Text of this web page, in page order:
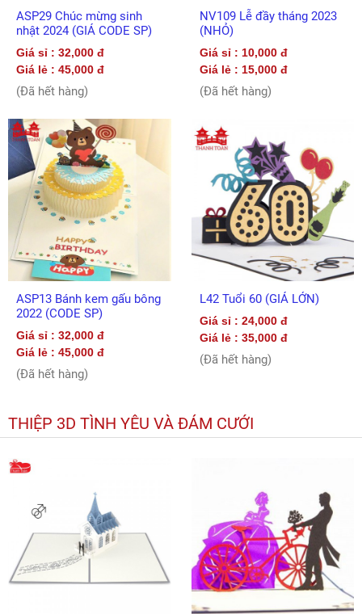
ASP29 Chúc mừng sinh
nhật 2024 (GIÁ CODE SP)
Giá sỉ : 32,000 đ
Giá lẻ : 45,000 đ
(Đã hết hàng)
NV109 Lễ đầy tháng 2023
(NHỎ)
Giá sỉ : 10,000 đ
Giá lẻ : 15,000 đ
(Đã hết hàng)
ASP13 Bánh kem gấu bông
2022 (CODE SP)
Giá sỉ : 32,000 đ
Giá lẻ : 45,000 đ
(Đã hết hàng)
L42 Tuổi 60 (GIÁ LỚN)
Giá sỉ : 24,000 đ
Giá lẻ : 35,000 đ
(Đã hết hàng)
THIỆP 3D TÌNH YÊU VÀ ĐÁM CƯỚI